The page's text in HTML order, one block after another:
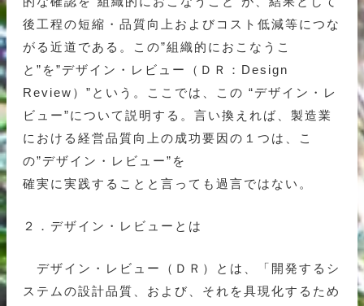
後工程の短縮・品質向上およびコスト低減等につな
がる近道である。この”組織的におこなうこ
と”を”デザイン・レビュー（ＤＲ：Design
Review）”という。ここでは、この “デザイン・レ
ビュー”について説明する。言い換えれば、製造業
における経営品質向上の成功要因の１つは、こ
の”デザイン・レビュー”を
確実に実践することと言っても過言ではない。
２．デザイン・レビューとは
デザイン・レビュー（ＤＲ）とは、「開発するシ
ステムの設計品質、および、それを具現化するため